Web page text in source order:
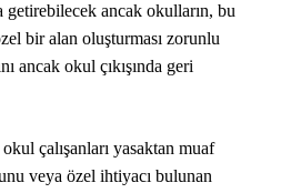
getirebilecek ancak okulların, bu
bir alan oluşturması zorunlu
ancak okul çıkışında geri
çalışanları yasaktan muaf
veya özel ihtiyacı bulunan